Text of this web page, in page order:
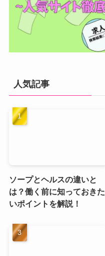
人気記事
ソープとヘルスの違いと
は？働く前に知っておきた
いポイントを解説！